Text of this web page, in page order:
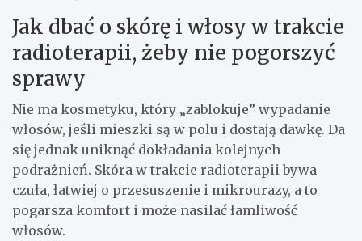
Jak dbać o skórę i włosy w trakcie
radioterapii, żeby nie pogorszyć
sprawy
Nie ma kosmetyku, który „zablokuje” wypadanie
włosów, jeśli mieszki są w polu i dostają dawkę. Da
się jednak uniknąć dokładania kolejnych
podrażnień. Skóra w trakcie radioterapii bywa
czuła, łatwiej o przesuszenie i mikrourazy, a to
pogarsza komfort i może nasilać łamliwość
włosów.